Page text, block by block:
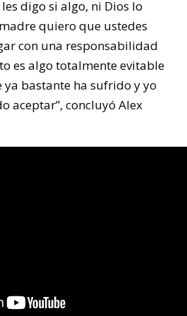
digo si algo, ni Dios lo
quiero que ustedes
con una responsabilidad
es algo totalmente evitable
bastante ha sufrido y yo
aceptar”, concluyó Alex